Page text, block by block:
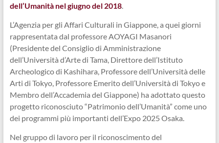
dell’Umanità nel giugno del 2018.
L’Agenzia per gli Affari Culturali in Giappone, a quei giorni
rappresentata dal professore AOYAGI Masanori
(Presidente del Consiglio di Amministrazione
dell’Università d’Arte di Tama, Direttore dell’Istituto
Archeologico di Kashihara, Professore dell’Università delle
Arti di Tokyo, Professore Emerito dell’Università di Tokyo e
Membro dell’Accademia del Giappone) ha adottato questo
progetto riconosciuto “Patrimonio dell’Umanità” come uno
dei programmi più importanti dell’Expo 2025 Osaka.
Nel gruppo di lavoro per il riconoscimento del